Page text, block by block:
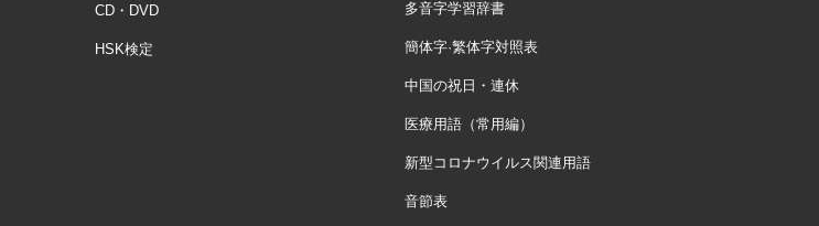
CD・DVD
HSK検定
多音字学習辞書
簡体字·繁体字対照表
中国の祝日・連休
医療用語（常用編）
新型コロナウイルス関連用語
音節表